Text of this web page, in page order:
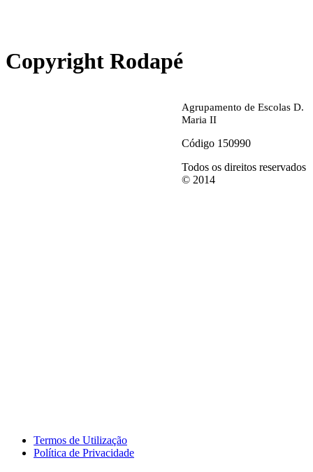
Copyright Rodapé
Agrupamento de Escolas D.
Maria II
Código 150990
Todos os direitos reservados
© 2014
Termos de Utilização
Política de Privacidade